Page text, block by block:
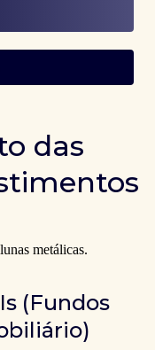
das
(Fundos